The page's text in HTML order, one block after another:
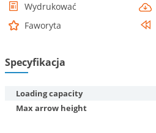
Wydrukować
Faworyta
Specyfikacja
Loading capacity
Max arrow height